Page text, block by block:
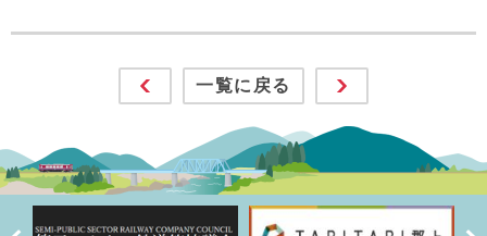
一覧に戻る